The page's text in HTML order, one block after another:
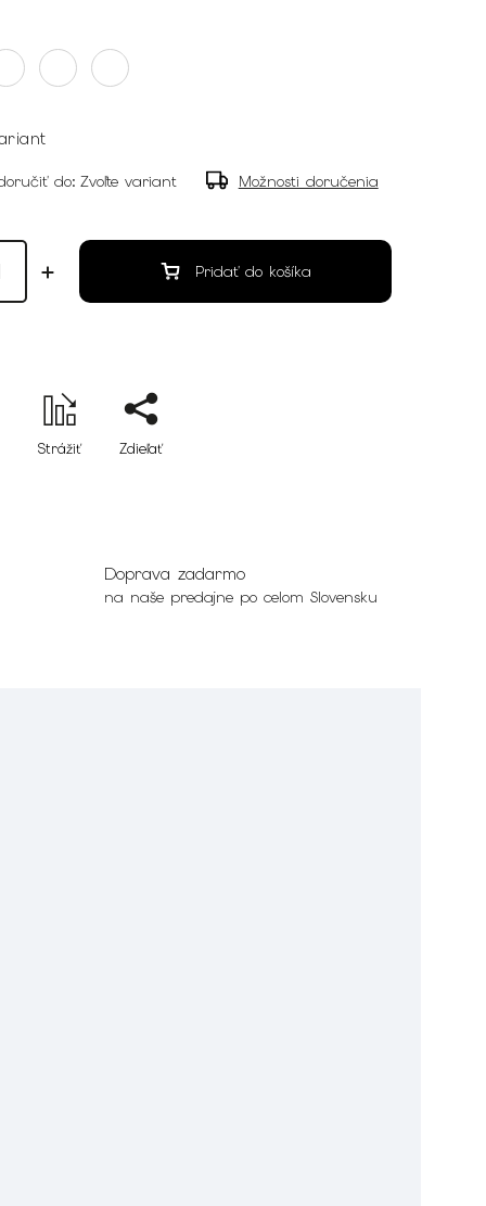
do: Zvoľte variant Možnosti doručenia
Pridať do košíka
Strážiť Zdieľať
Doprava zadarmo
na naše predajne po celom Slovensku